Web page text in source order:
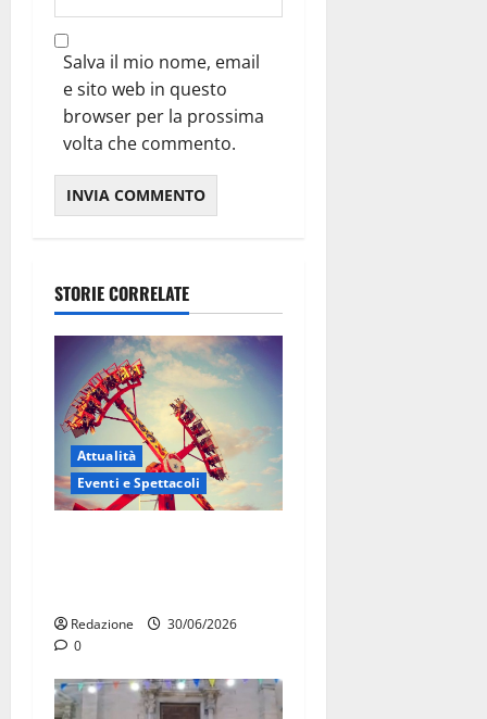
Salva il mio nome, email
e sito web in questo
browser per la prossima
volta che commento.
STORIE CORRELATE
Attualità
Eventi e Spettacoli
Redazione
30/06/2026
0